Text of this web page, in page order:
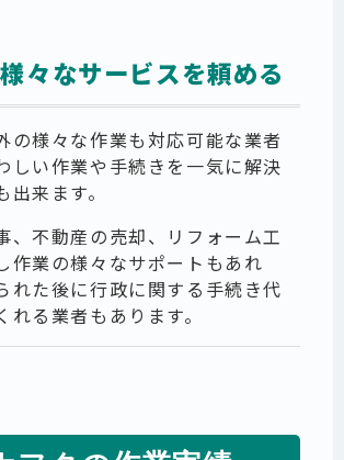
々なサービスを頼める
の様々な作業も対応可能な業者
しい作業や手続きを一気に解決
来ます。
、不動産の売却、リフォーム工
作業の様々なサポートもあれ
れた後に行政に関する手続き代
れる業者もあります。